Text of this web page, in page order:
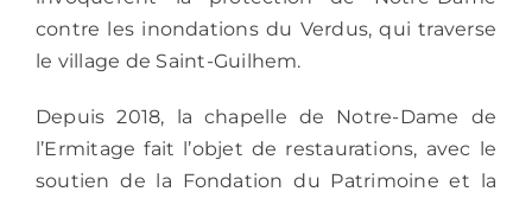
contre les inondations du Verdus, qui traverse
le village de Saint-Guilhem.
Depuis 2018, la chapelle de Notre-Dame de
l’Ermitage fait l’objet de restaurations, avec le
soutien de la Fondation du Patrimoine et la